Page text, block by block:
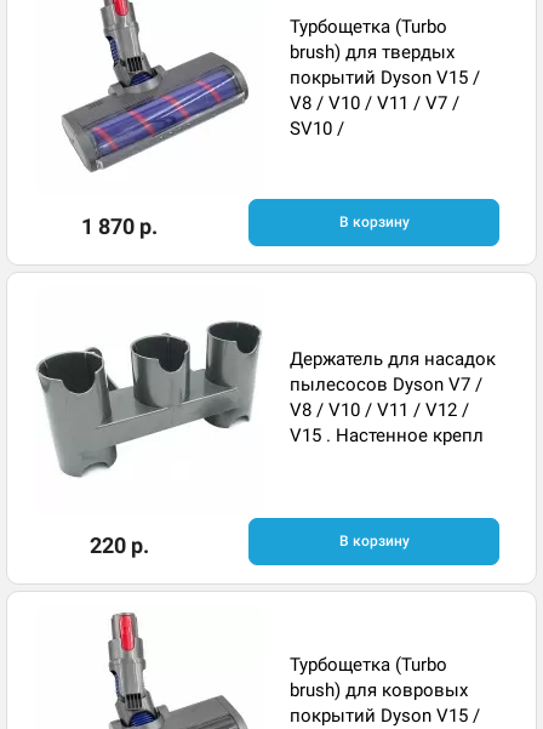
Турбощетка (Turbo
brush) для твердых
покрытий Dyson V15 /
V8 / V10 / V11 / V7 /
SV10 /
1 870 р. В корзину
Держатель для насадок
пылесосов Dyson V7 /
V8 / V10 / V11 / V12 /
V15 . Настенное крепл
220 р. В корзину
Турбощетка (Turbo
brush) для ковровых
покрытий Dyson V15 /